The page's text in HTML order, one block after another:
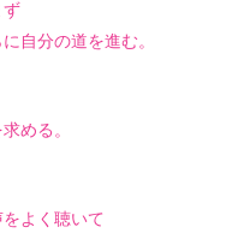
ず
自分の道を進む。
める。
よく聴いて